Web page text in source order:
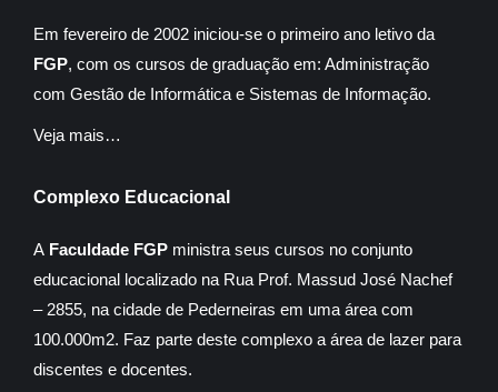
Em fevereiro de 2002 iniciou-se o primeiro ano letivo da
FGP, com os cursos de graduação em: Administração
com Gestão de Informática e Sistemas de Informação.
Veja mais…
Complexo Educacional
A Faculdade FGP ministra seus cursos no conjunto
educacional localizado na Rua Prof. Massud José Nachef
– 2855, na cidade de Pederneiras em uma área com
100.000m2. Faz parte deste complexo a área de lazer para
discentes e docentes.